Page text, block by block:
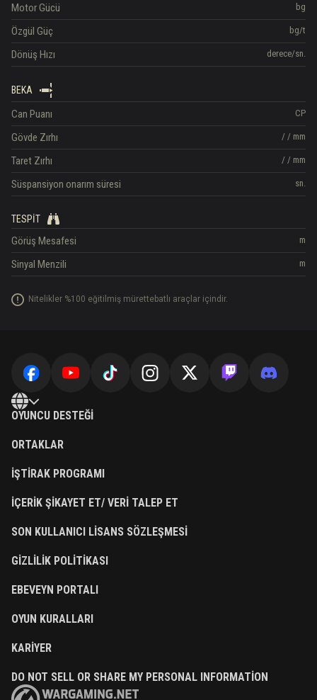
bg
Motor Gücü
bg/t
Özgül Güç
derece/sn.
Dönüş Hızı
BEKA
CP
Can Puanı
/ / mm
Gövde Zırhı
/ / mm
Taret Zırhı
sn.
Süspansiyon onarım süresi
TESPIT
m
Görüş Mesafesi
m
Sinyal Menzili
Nitelikler %100 eğitilmiş mürettebatlı araçlar içindir.
OYUNCU DESTEĞI
ORTAKLAR
İŞTIRAK PROGRAMI
İÇERIK ŞIKAYET ET/ VERI TALEP ET
SON KULLANICI LISANS SÖZLEŞMESI
GIZLILIK POLITIKASI
EBEVEYN PORTALI
OYUN KURALLARI
KARIYER
DO NOT SELL OR SHARE MY PERSONAL INFORMATION